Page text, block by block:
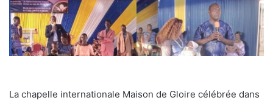
La chapelle internationale Maison de Gloire célébrée dans